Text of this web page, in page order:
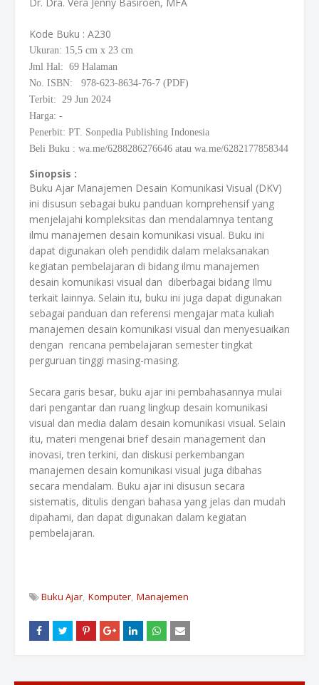
Kode Buku : A230
Ukuran: 15,5 cm x 23 cm
Jml Hal: 69 Halaman
No. ISBN: 978-623-8634-76-7 (PDF)
Terbit: 29 Jun 2024
Harga: -
Penerbit: PT. Sonpedia Publishing Indonesia
Beli Buku : wa.me/6288286276646 atau wa.me/6282177858344
Sinopsis :
Buku Ajar Manajemen Desain Komunikasi Visual (DKV)
ini disusun sebagai buku panduan komprehensif yang
menjelajahi kompleksitas dan mendalamnya tentang
ilmu manajemen desain komunikasi visual. Buku ini
dapat digunakan oleh pendidik dalam melaksanakan
kegiatan pembelajaran di bidang ilmu manajemen
desain komunikasi visual dan diberbagai bidang Ilmu
terkait lainnya. Selain itu, buku ini juga dapat digunakan
sebagai panduan dan referensi mengajar mata kuliah
manajemen desain komunikasi visual dan menyesuaikan
dengan rencana pembelajaran semester tingkat
perguruan tinggi masing-masing.
Secara garis besar, buku ajar ini pembahasannya mulai
dari pengantar dan ruang lingkup desain komunikasi
visual dan media dalam desain komunikasi visual. Selain
itu, materi mengenai brief desain management dan
inovasi, tren terkini, dan diskusi perkembangan
manajemen desain komunikasi visual juga dibahas
secara mendalam. Buku ajar ini disusun secara
sistematis, ditulis dengan bahasa yang jelas dan mudah
dipahami, dan dapat digunakan dalam kegiatan
pembelajaran.
Buku Ajar Komputer Manajemen